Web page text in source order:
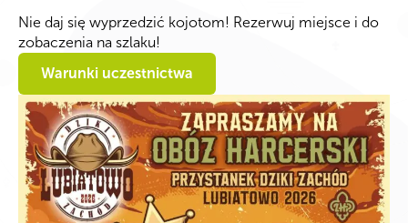
​Nie daj się wyprzedzić kojotom! Rezerwuj miejsce i do
zobaczenia na szlaku!
Warunki uczestnictwa